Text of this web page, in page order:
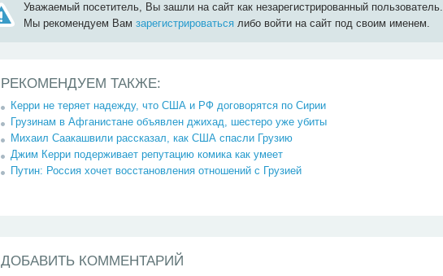
Уважаемый посетитель, Вы зашли на сайт как незарегистрированный пользователь.
Мы рекомендуем Вамзарегистрироваться либо войти на сайт под своим именем.
РЕКОМЕНДУЕМ ТАКЖЕ:
Керри не теряет надежду, что США и РФ договорятся по Сирии
Грузинам в Афганистане объявлен джихад, шестеро уже убиты
Михаил Саакашвили рассказал, как США спасли Грузию
Джим Керри подерживает репутацию комика как умеет
Путин: Россия хочет восстановления отношений с Грузией
ДОБАВИТЬ КОММЕНТАРИЙ